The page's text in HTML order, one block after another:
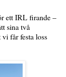
ett IRL firande –
sina två
får festa loss